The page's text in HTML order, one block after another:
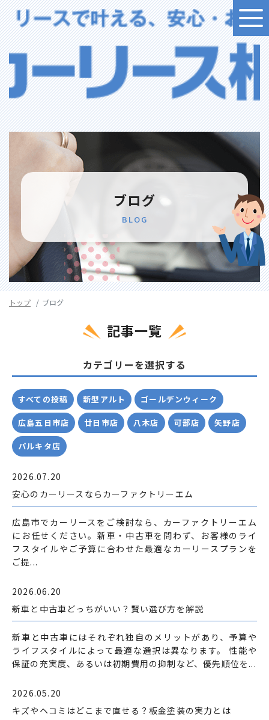
ブログ
BLOG
トップ ブログ
記事一覧
カテゴリーを選択する
すべての投稿 新型アルト ゴールデンウィーク
広島五日市店 廿日市店 八木店 可部店 矢野店
パルキタ店
2026.07.20
安心のカーリースならカーファクトリーエム
広島市でカーリースをご検討なら、カーファクトリーエム
にお任せください。新車・中古車を問わず、お客様のライ
フスタイルやご予算に合わせた最適なカーリースプランを
ご提...
2026.06.20
新車と中古車どっちがいい？賢い選び方を解説
新車と中古車にはそれぞれ独自のメリットがあり、予算や
ライフスタイルによって最適な選択は異なります。 性能や
保証の充実度、あるいは初期費用の抑制など、優先順位を...
2026.05.20
キズやヘコミはどこまで直せる？板金塗装の実力とは